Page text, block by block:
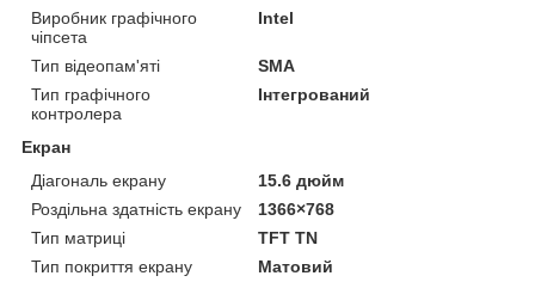
Виробник графічного
чіпсета
Intel
Тип відеопам'яті
SMA
Тип графічного
контролера
Інтегрований
Екран
Діагональ екрану
15.6 дюйм
Роздільна здатність екрану
1366×768
Тип матриці
TFT TN
Тип покриття екрану
Матовий